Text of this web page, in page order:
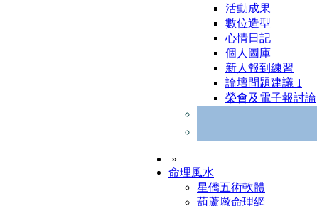
活動成果
數位造型
心情日記
個人圖庫
新人報到練習
論壇問題建議 1
榮會及電子報討論
»
命理風水
星僑五術軟體
葫蘆墩命理網